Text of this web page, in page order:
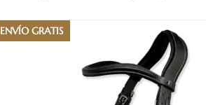
ENVÍO GRATIS